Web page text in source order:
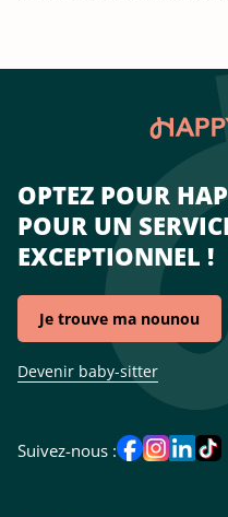
OPTEZ POUR
POUR UN
EXCEPTIONNEL !
Je trouve ma nounou
Devenir baby-sitter
Suivez-nous :